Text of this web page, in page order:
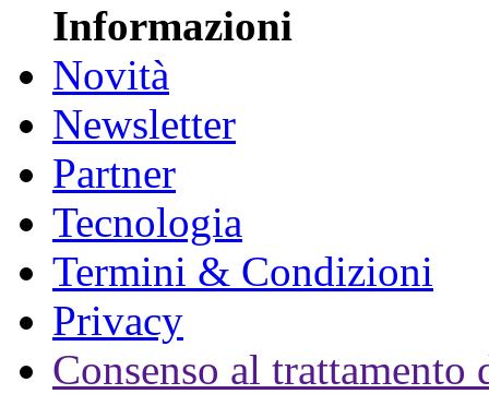
Informazioni
Novità
Newsletter
Partner
Tecnologia
Termini & Condizioni
Privacy
Consenso al trattamento